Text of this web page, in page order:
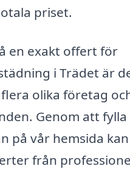
priset.
en exakt offert för
i Trädet är
olika företag
Genom att fylla
på vår hemsida
från